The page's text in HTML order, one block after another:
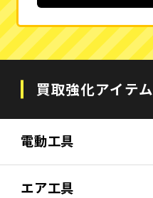
買取強化アイテム
電動工具
エア工具